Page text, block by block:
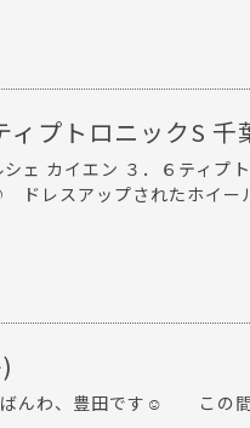
プトロニックS 千
ェ カイエン ３．６ティプ
ドレスアップされたホイー
んわ、豊田です☺ この間